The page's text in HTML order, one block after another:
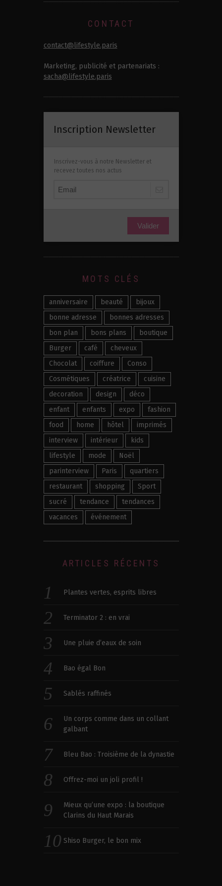
CONTACT
contact@lifestyle.paris
Marketing, publicité et partenariats :
sacha@lifestyle.paris
Inscription Newsletter
Inscrivez-vous à notre Newsletter et
recevez toutes nos actus
Valider
MOTS CLÉS
anniversaire beauté
bijoux
bonne adresse
bonnes adresses
bon plan
bons plans
boutique
Burger
café
cheveux
Chocolat
coiffure
Conso
Cosmétiques
créatrice
cuisine
decoration
design
déco
enfant
enfants expo
fashion
food
home hôtel
imprimés
interview
intérieur
kids
lifestyle
mode
Noël
parinterview
Paris
quartiers
restaurant
shopping
Sport
sucré
tendance
tendances
vacances
événement
ARTICLES RÉCENTS
Plantes vertes, esprits libres
Terminator 2 : en vrai
Une pluie d’eaux de soin
Bao égal Bon
Sablés raffinés
Un corps comme dans un collant
galbant
Bleu Bao : Troisième de la dynastie
Offrez-moi un joli profil !
Mieux qu’une expo : la boutique
Clarins du Haut Marais
Shiso Burger, le bon mix